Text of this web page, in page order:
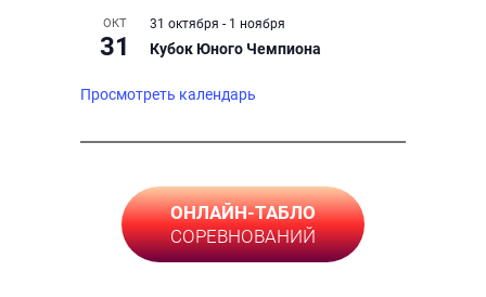
ОКТ
31
31 октября - 1 ноября
Кубок Юного Чемпиона
Просмотреть календарь
ОНЛАЙН-ТАБЛО
СОРЕВНОВАНИЙ